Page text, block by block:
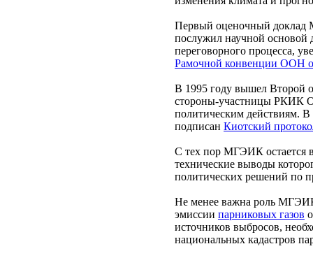
Первый оценочный доклад
послужил научной основой
переговорного процесса,
Рамочной конвенции ООН
В 1995 году вышел Второй
стороны-участницы РКИК
политическим действиям. В
подписан Киотский
С тех пор МГЭИК остается
технические выводы
политических решений по
Не менее важна роль МГЭИК
эмиссии парниковых газов
источников выбросов,
национальных кадастров